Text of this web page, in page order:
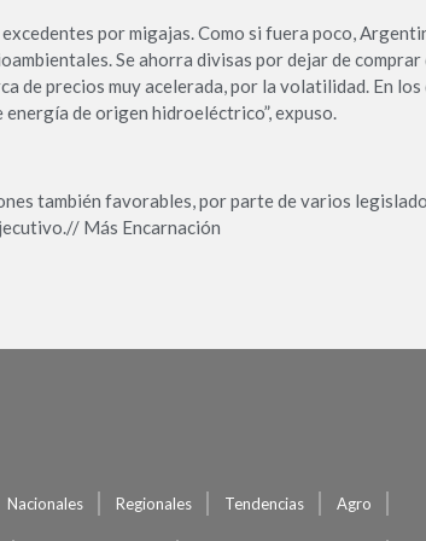
por migajas. Como si fuera poco,
Se ahorra divisas por dejar de
de precios muy acelerada, por la volatilidad. En
energía de origen hidroeléctrico”, expuso.
también favorables, por parte de varios
Más Encarnación
Nacionales Regionales Tendencias Agro